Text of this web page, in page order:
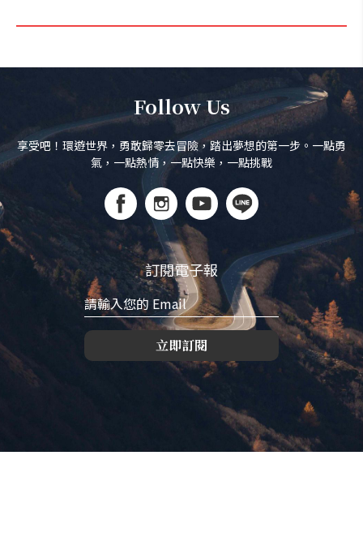
Follow Us
享受吧！環遊世界，勇敢歸零去冒險，踏出夢想的第一步。一點勇
氣，一點熱情，一點快樂，一點挑戰
訂閱電子報
立即訂閱